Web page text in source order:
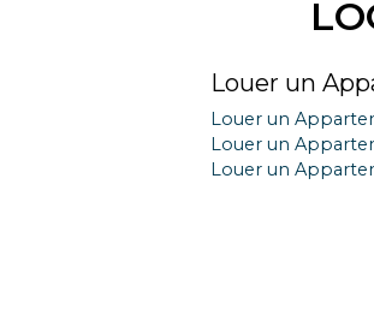
Louer un
Louer un
Louer un
Louer un